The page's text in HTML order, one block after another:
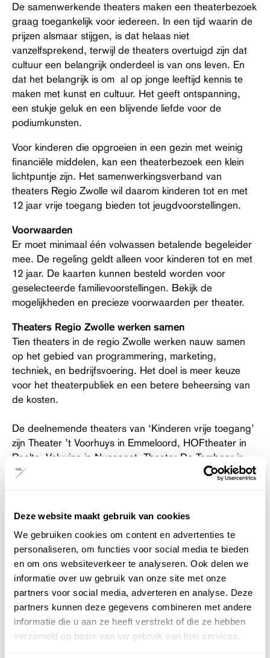
Deze website maakt gebruik van cookies
We gebruiken cookies om content en advertenties te
personaliseren, om functies voor social media te bieden
en om ons websiteverkeer te analyseren. Ook delen we
informatie over uw gebruik van onze site met onze
partners voor social media, adverteren en analyse. Deze
partners kunnen deze gegevens combineren met andere
informatie die u aan ze heeft verstrekt of die ze hebben
verzameld op basis van uw gebruik van hun services.
De samenwerkende theaters maken een theaterbezoek
graag toegankelijk voor iedereen. In een tijd waarin de
prijzen alsmaar stijgen, is dat helaas niet
vanzelfsprekend, terwijl de theaters overtuigd zijn dat
cultuur een belangrijk onderdeel is van ons leven. En
dat het belangrijk is om al op jonge leeftijd kennis te
maken met kunst en cultuur. Het geeft ontspanning,
een stukje geluk en een blijvende liefde voor de
podiumkunsten.
Voor kinderen die opgroeien in een gezin met weinig
financiële middelen, kan een theaterbezoek een klein
lichtpuntje zijn. Het samenwerkingsverband van
theaters Regio Zwolle wil daarom kinderen tot en met
12 jaar vrije toegang bieden tot jeugdvoorstellingen.
Voorwaarden
Er moet minimaal één volwassen betalende begeleider
mee. De regeling geldt alleen voor kinderen tot en met
12 jaar. De kaarten kunnen besteld worden voor
geselecteerde familievoorstellingen. Bekijk de
mogelijkheden en precieze voorwaarden per theater.
Theaters Regio Zwolle werken samen
Tien theaters in de regio Zwolle werken nauw samen
op het gebied van programmering, marketing,
techniek, en bedrijfsvoering. Het doel is meer keuze
voor het theaterpubliek en een betere beheersing van
de kosten.
De deelnemende theaters van ‘Kinderen vrije toegang’
zijn Theater ’t Voorhuys in Emmeloord, HOFtheater in
Raalte, Veluvine in Nunspeet, Theater De Tamboer in
Hoogeveen,
Rabo Theater De
Ogterop in Meppel zijn ook onderdeel van Theaters
Regio Zwolle, maar nemen geen deel aan de actie
‘Kinderen vrije toegang’.
Meer informatie
Deel deze pagina: